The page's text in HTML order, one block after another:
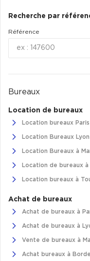
Recherche par
Référence
Bureaux
Location de bureaux
Location bureaux
Location Bureaux
Location Bureaux à
Location de bureaux
Location bureaux à
Achat de bureaux
Achat de bureaux à
Achat de bureaux à
Vente de bureaux à
Achat bureaux à